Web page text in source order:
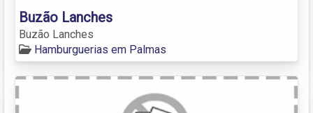
Buzão Lanches
Buzão Lanches
Hamburguerias em Palmas